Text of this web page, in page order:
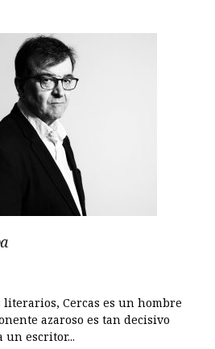
Cercas es un hombre
azaroso es tan decisivo
un escritor...